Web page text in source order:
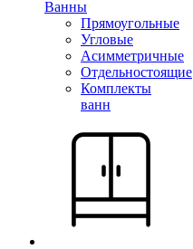
Ванны
Прямоугольные
Угловые
Асимметричные
Отдельностоящие
Комплекты
ванн